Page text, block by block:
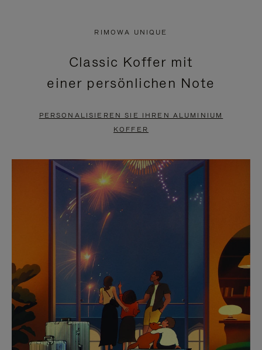
PAUSIERT,
BITTE
DRÜCKEN
ANZUHALTEN
KLICKEN
SIE
ZUM
AUFHEBEN
STUMMSCHALTUNG
RIMOWA UNIQUE
Classic Koffer mit
einer persönlichen Note
PERSONALISIEREN SIE IHREN ALUMINIUM
KOFFER